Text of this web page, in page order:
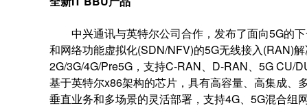
中兴通讯与英特尔公司合作，发布了面向5G的下
和网络功能虚拟化(SDN/NFV)的5G无线接入(RAN)
2G/3G/4G/Pre5G，支持C-RAN、D-RAN、5G CU/
基于英特尔x86架构的芯片，具有高容量、高集成、
垂直业务和多场景的灵活部署，支持4G、5G混合组